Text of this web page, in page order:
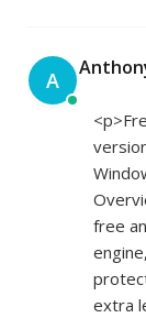
A
free
extra